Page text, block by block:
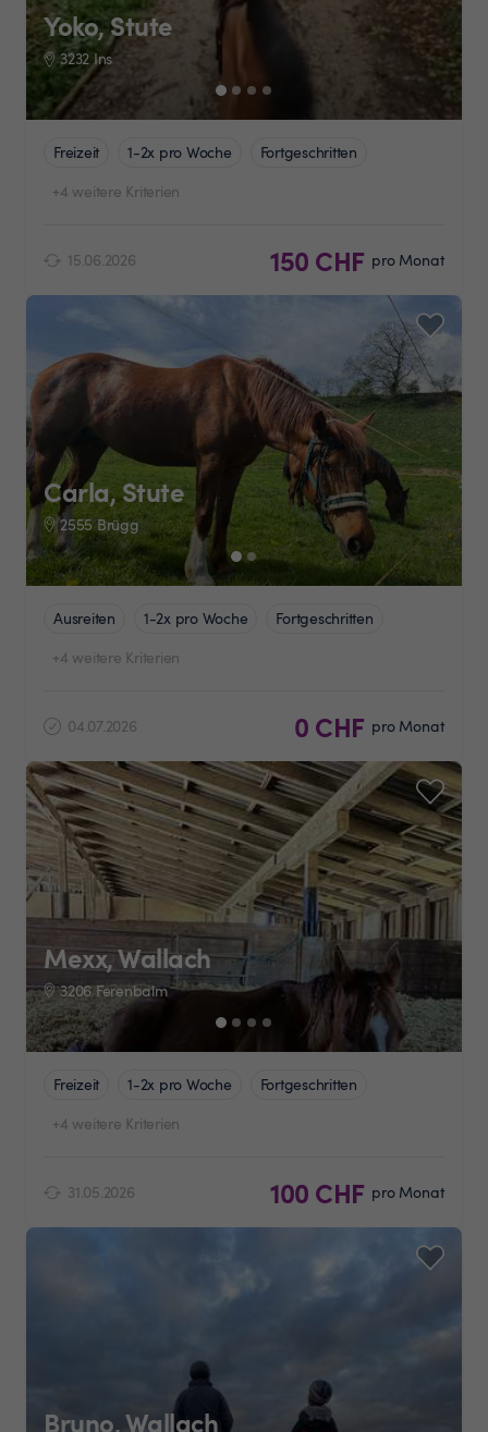
Yoko, Stute
3232 Ins
Freizeit 1-2x pro Woche
Fortgeschritten
+4 weitere Kriterien
15.06.2026 150 CHF pro Monat
Carla, Stute
2555 Brügg
Ausreiten 1-2x pro Woche
Fortgeschritten
+4 weitere Kriterien
04.07.2026 0 CHF pro Monat
Mexx, Wallach
3206 Ferenbalm
Freizeit 1-2x pro Woche
Fortgeschritten
+4 weitere Kriterien
31.05.2026 100 CHF pro Monat
Bruno, Wallach